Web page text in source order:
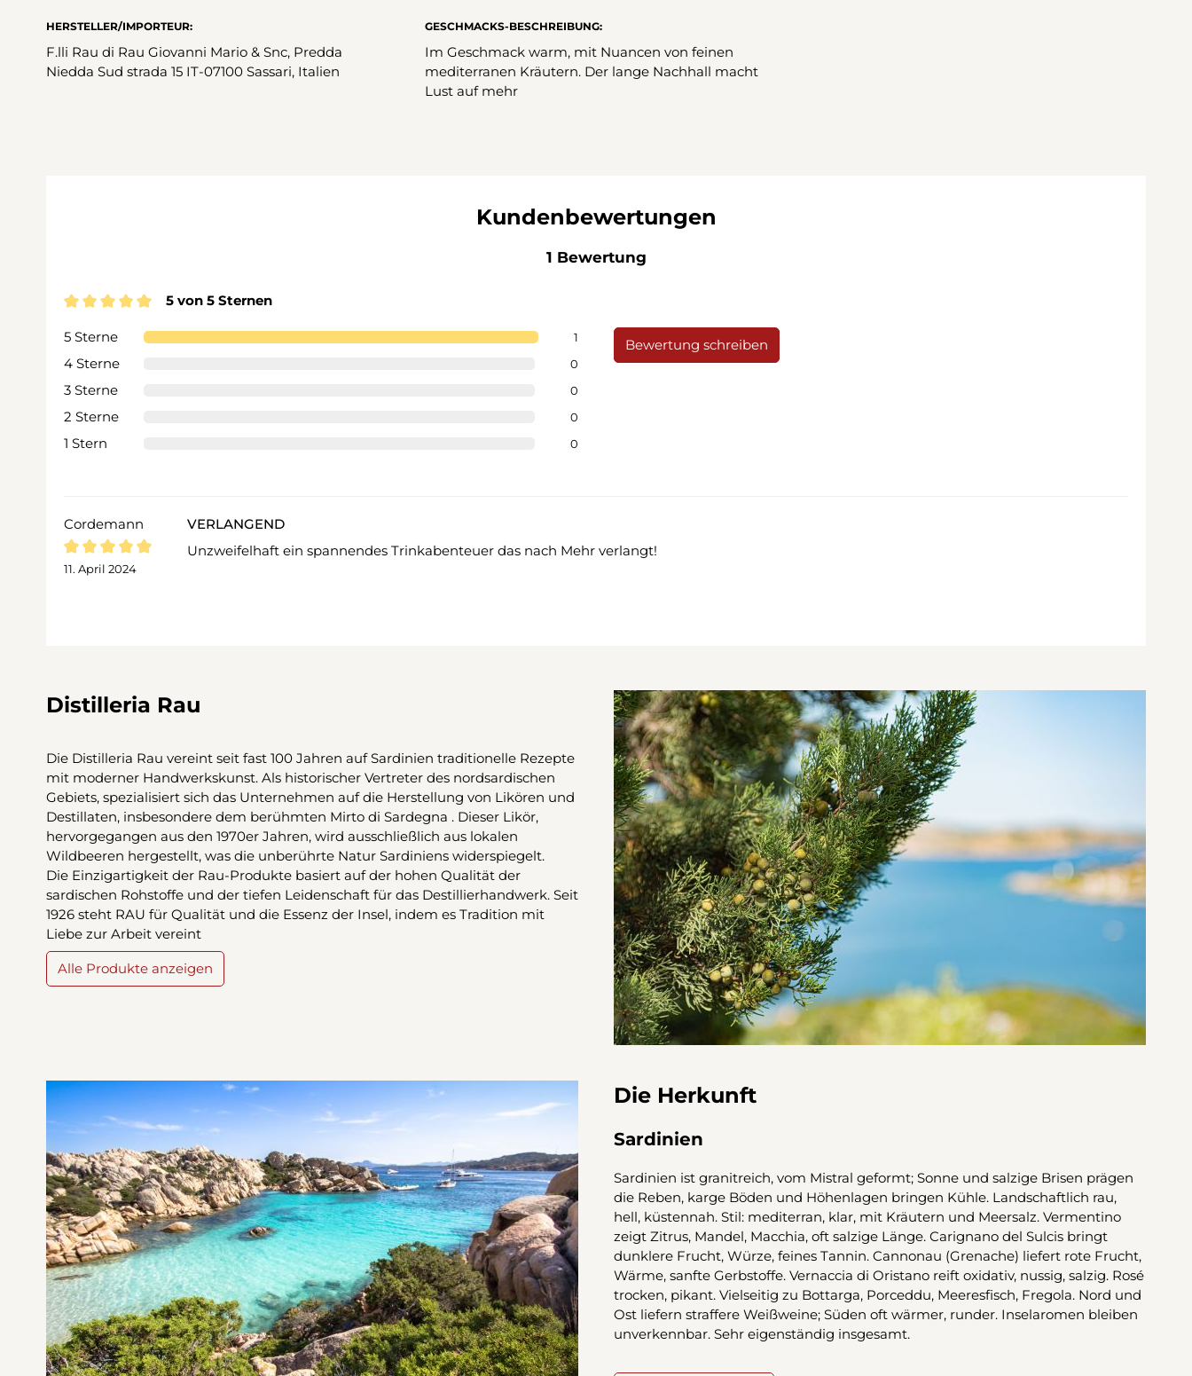
HERSTELLER/IMPORTEUR:
F.lli Rau di Rau Giovanni Mario & Snc, Predda
Niedda Sud strada 15 IT-07100 Sassari, Italien
GESCHMACKS-BESCHREIBUNG:
Im Geschmack warm, mit Nuancen von feinen
mediterranen Kräutern. Der lange Nachhall macht
Lust auf mehr
Kundenbewertungen
1 Bewertung
5 von 5 Sternen
5 Sterne 1
4 Sterne 0
3 Sterne 0
2 Sterne 0
1 Stern 0
Bewertung schreiben
Cordemann
Bewertung mit 5 von 5 Sternen
11. April 2024
VERLANGEND
Unzweifelhaft ein spannendes Trinkabenteuer das nach Mehr verlangt!
Distilleria Rau
Die Distilleria Rau vereint seit fast 100 Jahren auf Sardinien traditionelle Rezepte
mit moderner Handwerkskunst. Als historischer Vertreter des nordsardischen
Gebiets, spezialisiert sich das Unternehmen auf die Herstellung von Likören und
Destillaten, insbesondere dem berühmten Mirto di Sardegna . Dieser Likör,
hervorgegangen aus den 1970er Jahren, wird ausschließlich aus lokalen
Wildbeeren hergestellt, was die unberührte Natur Sardiniens widerspiegelt.
Die Einzigartigkeit der Rau-Produkte basiert auf der hohen Qualität der
sardischen Rohstoffe und der tiefen Leidenschaft für das Destillierhandwerk. Seit
1926 steht RAU für Qualität und die Essenz der Insel, indem es Tradition mit
Liebe zur Arbeit vereint
Alle Produkte anzeigen
Die Herkunft
Sardinien
Sardinien ist granitreich, vom Mistral geformt; Sonne und salzige Brisen prägen
die Reben, karge Böden und Höhenlagen bringen Kühle. Landschaftlich rau,
hell, küstennah. Stil: mediterran, klar, mit Kräutern und Meersalz. Vermentino
zeigt Zitrus, Mandel, Macchia, oft salzige Länge. Carignano del Sulcis bringt
dunklere Frucht, Würze, feines Tannin. Cannonau (Grenache) liefert rote Frucht,
Wärme, sanfte Gerbstoffe. Vernaccia di Oristano reift oxidativ, nussig, salzig. Rosé
trocken, pikant. Vielseitig zu Bottarga, Porceddu, Meeresfisch, Fregola. Nord und
Ost liefern straffere Weißweine; Süden oft wärmer, runder. Inselaromen bleiben
unverkennbar. Sehr eigenständig insgesamt.